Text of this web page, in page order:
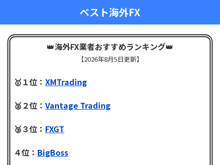
ベスト海外FX
👑海外FX業者おすすめランキング👑
【2026年8月5日更新】
🥇１位： XMTrading
🥈２位： Vantage Trading
🥉３位： FXGT
４位： BigBoss